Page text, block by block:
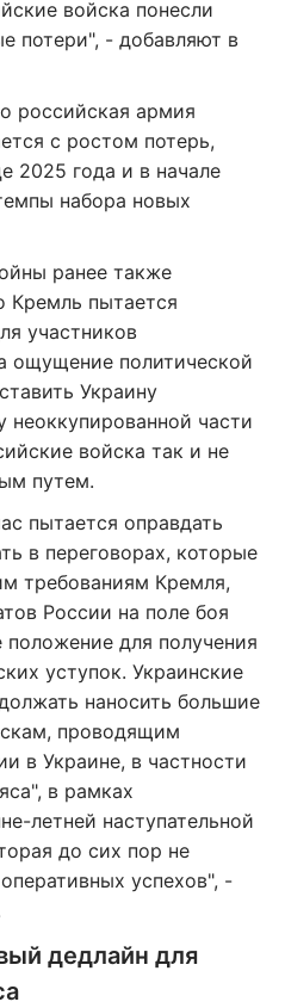
войска понесли
потери", - добавляют в
российская армия
с ростом потерь,
2025 года и в начале
набора новых
ранее также
Кремль пытается
участников
ощущение политической
Украину
неоккупированной части
войска так и не
путем.
пытается оправдать
в переговорах, которые
требованиям Кремля,
России на поле боя
для получения
уступок. Украинские
наносить большие
проводящим
в Украине, в частности
в рамках
летней наступательной
до сих пор не
успехов", -
дедлайн для